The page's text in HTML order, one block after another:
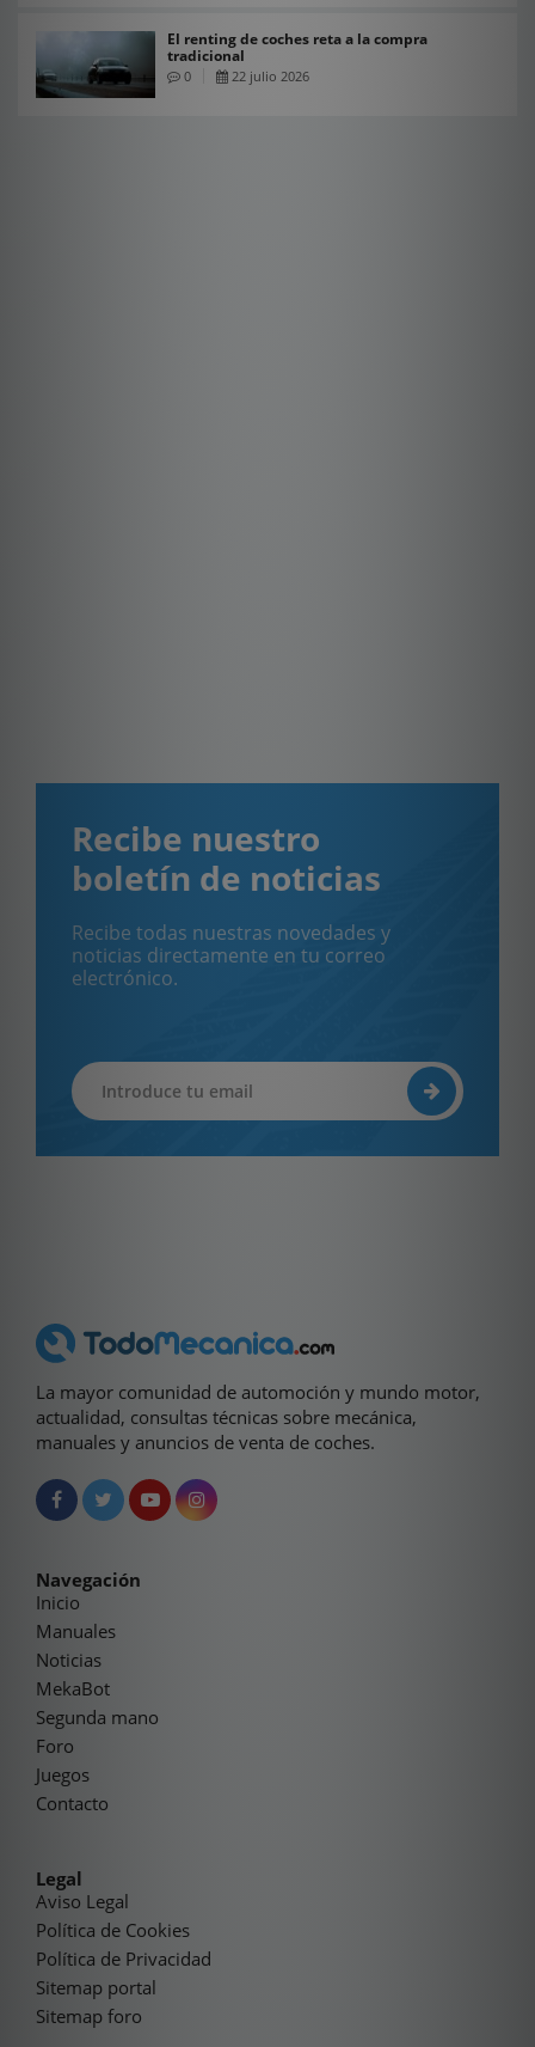
El renting de coches reta a la compra
tradicional
0 22 julio 2026
Recibe nuestro
boletín de noticias
Recibe todas nuestras novedades y
noticias directamente en tu correo
electrónico.
La mayor comunidad de automoción y mundo motor,
actualidad, consultas técnicas sobre mecánica,
manuales y anuncios de venta de coches.
Navegación
Inicio
Manuales
Noticias
MekaBot
Segunda mano
Foro
Juegos
Contacto
Legal
Aviso Legal
Política de Cookies
Política de Privacidad
Sitemap portal
Sitemap foro